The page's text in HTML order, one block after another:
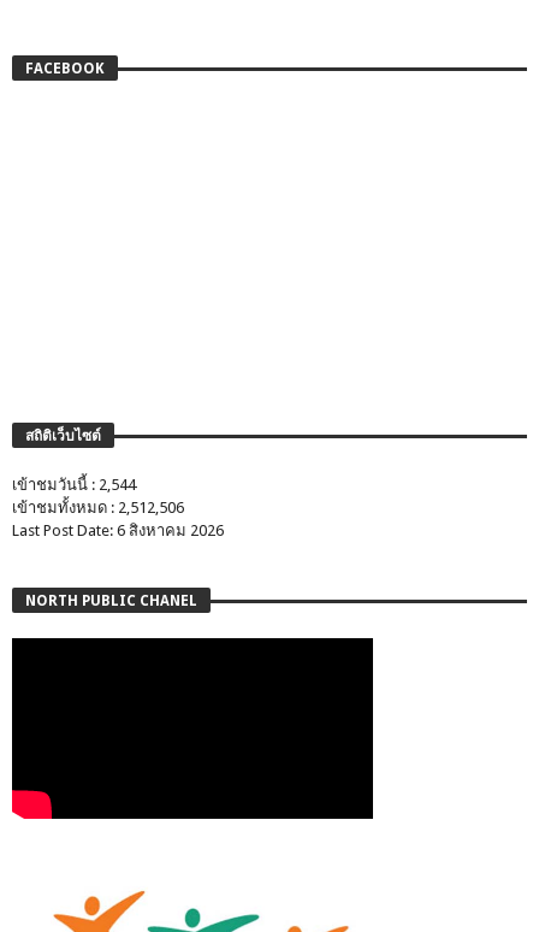
FACEBOOK
สถิติเว็บไซต์
เข้าชมวันนี้ : 2,544
เข้าชมทั้งหมด : 2,512,506
Last Post Date: 6 สิงหาคม 2026
NORTH PUBLIC CHANEL